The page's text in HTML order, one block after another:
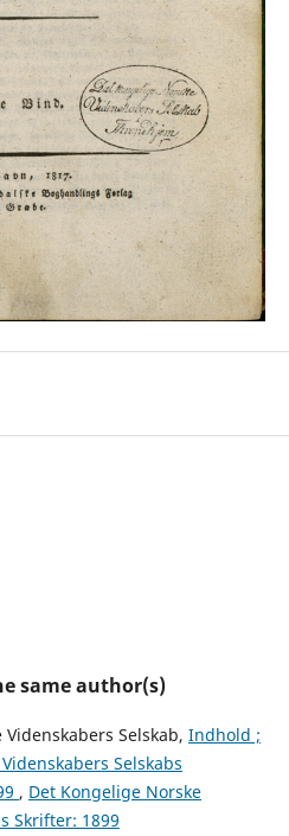
same author(s)
Selskab, Indhold ;
Selskabs
, Det Kongelige Norske
Skrifter: 1899